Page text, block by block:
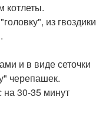
из гвоздики
и в виде сеточки
черепашек.
на 30-35 минут